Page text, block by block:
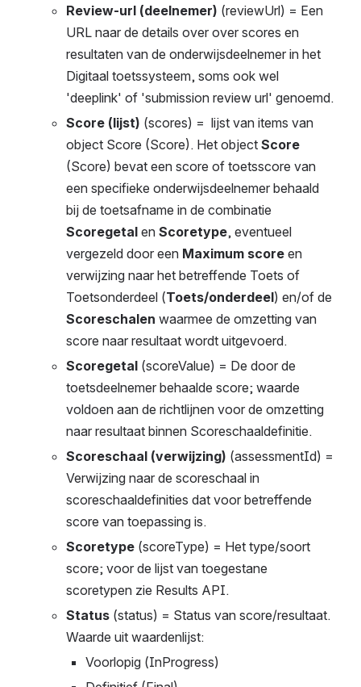
Review-url (deelnemer) (reviewUrl) = Een
URL naar de details over over scores en
resultaten van de onderwijsdeelnemer in het
Digitaal toetssysteem, soms ook wel
Score (lijst) (scores) =  lijst van items van
object Score (Score). Het object
(Score) bevat een score of toetsscore van
een specifieke onderwijsdeelnemer behaald
Scoregetal en Scoretype, eventueel
vergezeld door een Maximum score en
verwijzing naar het betreffende Toets of
Toetsonderdeel (Toets/onderdeel
Scoreschalen waarmee de omzetting van
score naar resultaat wordt uitgevoerd.
Scoregetal (scoreValue) = De door de
toetsdeelnemer behaalde score; waarde
voldoen aan de richtlijnen voor de omzetting
naar resultaat binnen Scoreschaaldefinitie.
Scoreschaal (verwijzing) (assessmentId) =
Verwijzing naar de scoreschaal in
scoreschaaldefinities dat voor betreffende
score van toepassing is.
Scoretype (scoreType) = Het type/soort
score; voor de lijst van toegestane
scoretypen zie Results API.
Status (status) = Status van score/resultaat.
Waarde uit waardenlijst:
Voorlopig (InProgress)